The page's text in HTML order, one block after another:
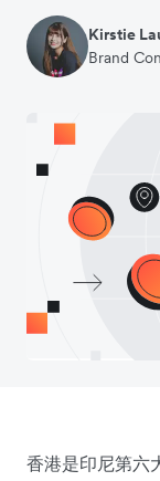
Kirstie
Brand
香港是印尼第六